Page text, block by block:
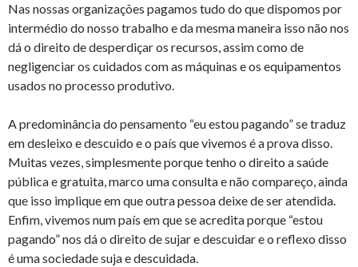
Nas nossas organizações pagamos tudo do que dispomos por
intermédio do nosso trabalho e da mesma maneira isso não nos
dá o direito de desperdiçar os recursos, assim como de
negligenciar os cuidados com as máquinas e os equipamentos
usados no processo produtivo.
A predominância do pensamento “eu estou pagando” se traduz
em desleixo e descuido e o país que vivemos é a prova disso.
Muitas vezes, simplesmente porque tenho o direito a saúde
pública e gratuita, marco uma consulta e não compareço, ainda
que isso implique em que outra pessoa deixe de ser atendida.
Enfim, vivemos num país em que se acredita porque “estou
pagando” nos dá o direito de sujar e descuidar e o reflexo disso
é uma sociedade suja e descuidada.